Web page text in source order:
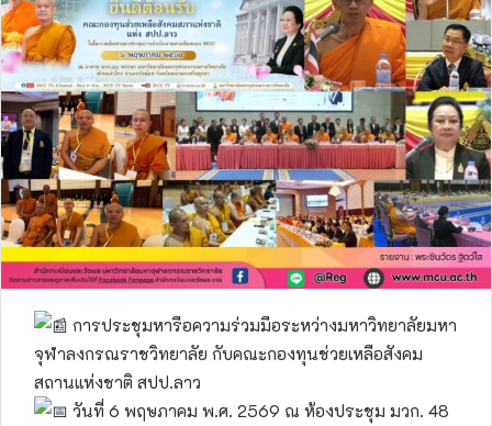
การประชุมหารือความร่วมมือระหว่างมหาวิทยาลัยมหา
จุฬาลงกรณราชวิทยาลัย กับคณะกองทุนช่วยเหลือสังคม
สถานแห่งชาติ สปป.ลาว
วันที่ 6 พฤษภาคม พ.ศ. 2569 ณ ห้องประชุม มวก. 48